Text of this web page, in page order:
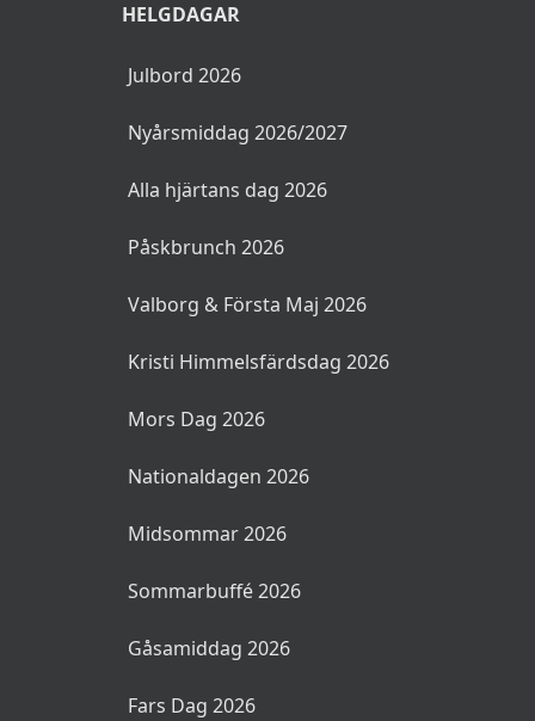
HELGDAGAR
Julbord 2026
Nyårsmiddag 2026/2027
Alla hjärtans dag 2026
Påskbrunch 2026
Valborg & Första Maj 2026
Kristi Himmelsfärdsdag 2026
Mors Dag 2026
Nationaldagen 2026
Midsommar 2026
Sommarbuffé 2026
Gåsamiddag 2026
Fars Dag 2026